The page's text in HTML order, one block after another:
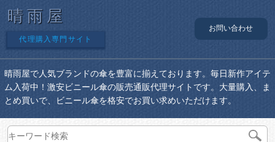
晴雨屋
代理購入専門サイト
お問い合わせ
晴雨屋で人気ブランドの傘を豊富に揃えております。毎日新作アイテ
ム入荷中！激安ビニール傘の販売通販代理サイトです。大量購入、ま
とめ買いで、ビニール傘を格安でお買い求めいただけます。